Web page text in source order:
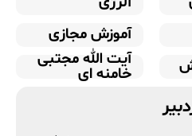
آموزش مجازی
آیت الله مجتبی
خامنه ای